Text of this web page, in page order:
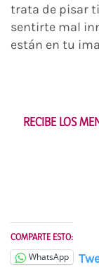
trata de pisar
sentirte mal
están en tu
RECIBE LOS
COMPARTE ESTO:
WhatsApp